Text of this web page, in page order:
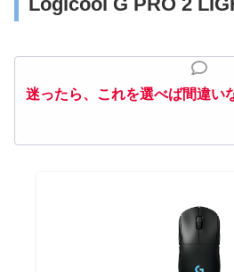
迷ったら、これを選べば間違い